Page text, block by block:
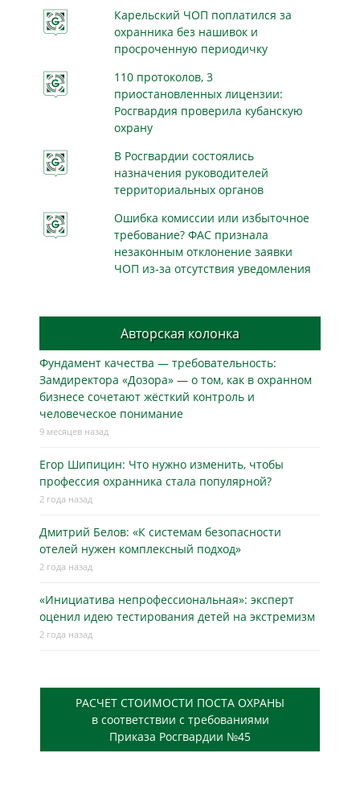
Карельский ЧОП поплатился за
охранника без нашивок и
просроченную периодичку
110 протоколов, 3
приостановленных лицензии:
Росгвардия проверила кубанскую
охрану
В Росгвардии состоялись
назначения руководителей
территориальных органов
Ошибка комиссии или избыточное
требование? ФАС признала
незаконным отклонение заявки
ЧОП из-за отсутствия уведомления
Авторская колонка
Фундамент качества — требовательность:
Замдиректора «Дозора» — о том, как в охранном
бизнесe сочетают жёсткий контроль и
человеческое понимание
9 месяцев назад
Егор Шипицин: Что нужно изменить, чтобы
профессия охранника стала популярной?
2 года назад
Дмитрий Белов: «К системам безопасности
отелей нужен комплексный подход»
2 года назад
«Инициатива непрофессиональная»: эксперт
оценил идею тестирования детей на экстремизм
2 года назад
РАСЧЕТ СТОИМОСТИ ПОСТА ОХРАНЫ
в соответствии с требованиями
Приказа Росгвардии №45